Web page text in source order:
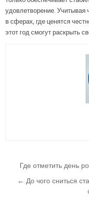
удовлетворение. Учитывая
в сферах, где ценятся
этот год смогут раскрыть
Навігація
записів
Где отметить день
← До чого сниться